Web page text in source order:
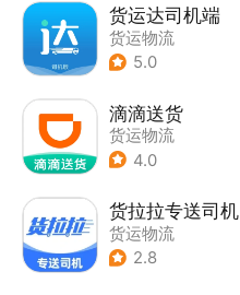
货运达司机端
货运物流
5.0
滴滴送货
货运物流
4.0
货拉拉专送司机
货运物流
2.8